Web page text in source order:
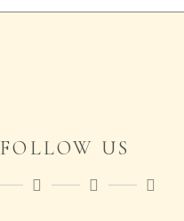
FOLLOW US